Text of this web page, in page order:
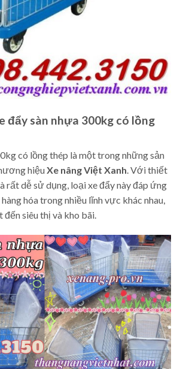
đẩy sàn nhựa 300kg có lồng
có lồng thép là một trong những sản
hiệuXe nâng Việt Xanh. Với thiết
rất dễ sử dụng, loại xe đẩy này đáp ứng
hóa trong nhiều lĩnh vực khác nhau,
đến siêu thị và kho bãi.